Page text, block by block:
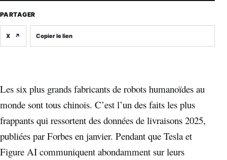
Les six plus grands fabricants de robots humanoïdes au
monde sont tous chinois. C’est l’un des faits les plus
frappants qui ressortent des données de livraisons 2025,
publiées par Forbes en janvier. Pendant que Tesla et
Figure AI communiquent abondamment sur leurs
PARTAGER
X ↗ Copier le lien